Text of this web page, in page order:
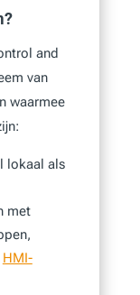
and
van
waarmee
lokaal als
met
HMI-